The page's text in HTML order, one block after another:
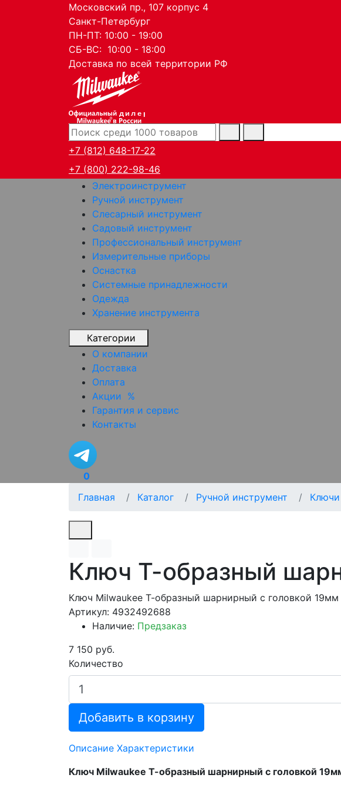
Московский пр., 107 корпус 4
Санкт-Петербург
ПН-ПТ: 10:00 - 19:00
СБ-ВС: 10:00 - 18:00
Доставка по всей территории РФ
дилер
+7 (812) 648-17-22
+7 (800) 222-98-46
Электроинструмент
Ручной инструмент
Слесарный инструмент
Садовый инструмент
Профессиональный инструмент
Измерительные приборы
Оснастка
Системные принадлежности
Одежда
Хранение инструмента
Категории
О компании
Доставка
Оплата
Акции %
Гарантия и сервис
Контакты
0
Главная
Каталог Ручной инструмент Ключи
Ключ Т-образный
Ключ Milwaukee Т-образный шарнирный c головкой 19мм
Артикул: 4932492688
Наличие: Предзаказ
7 150 руб.
Количество
Добавить в корзину
Описание Характеристики
Ключ Milwaukee Т-образный шарнирный c головкой